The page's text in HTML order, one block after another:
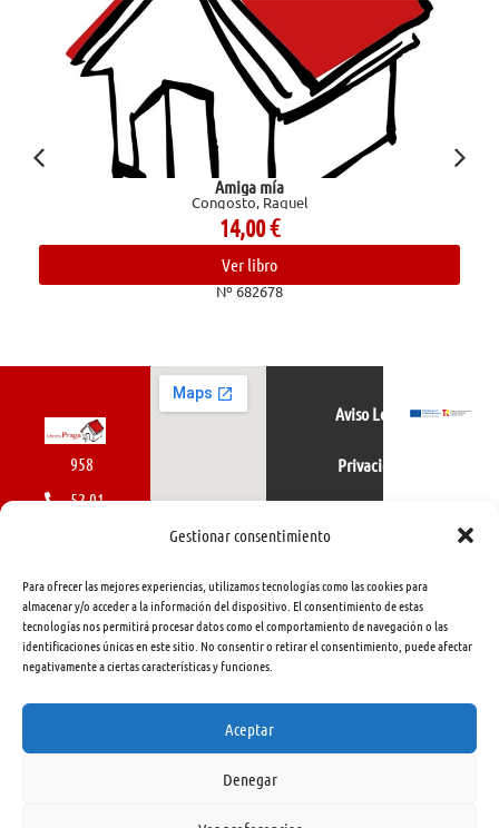
Gestionar consentimiento
Para ofrecer las mejores experiencias, utilizamos tecnologías como las cookies para
almacenar y/o acceder a la información del dispositivo. El consentimiento de estas
tecnologías nos permitirá procesar datos como el comportamiento de navegación o las
identificaciones únicas en este sitio. No consentir o retirar el consentimiento, puede afectar
negativamente a ciertas características y funciones.
Aceptar
Denegar
Amiga mía
Congosto, Raquel
14,00€
Ver libro
Nº 682678
958
52 01
462
415
info@libreriapraga.com
Gracia,
Aviso Legal
Privacidad